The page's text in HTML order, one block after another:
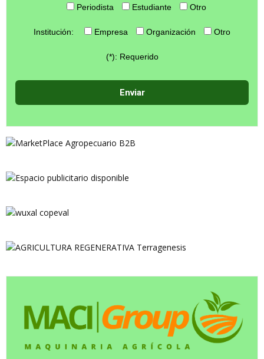
Periodista
Estudiante Otro
Institución: Empresa Organización Otro
(*): Requerido